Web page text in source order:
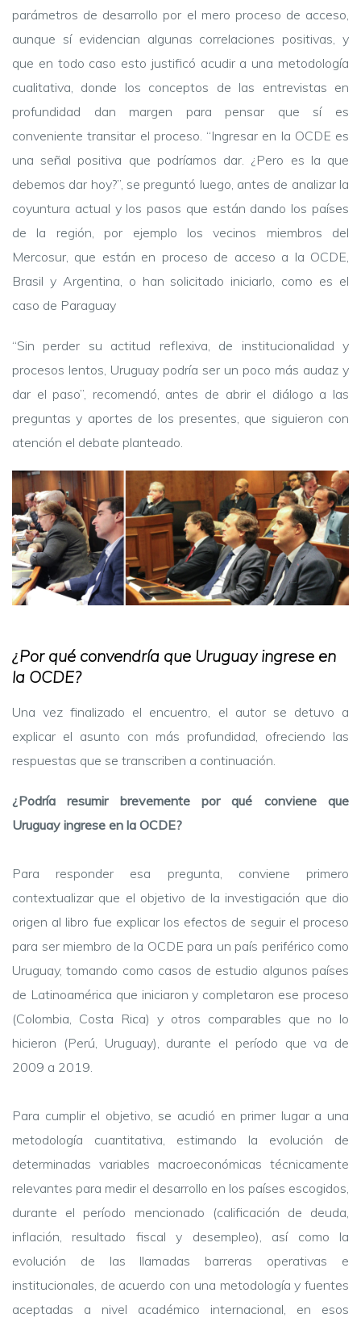
parámetros de desarrollo por el mero proceso de acceso,
aunque sí evidencian algunas correlaciones positivas, y
que en todo caso esto justificó acudir a una metodología
cualitativa, donde los conceptos de las entrevistas en
profundidad dan margen para pensar que sí es
conveniente transitar el proceso. “Ingresar en la OCDE es
una señal positiva que podríamos dar. ¿Pero es la que
debemos dar hoy?”, se preguntó luego, antes de analizar la
coyuntura actual y los pasos que están dando los países
de la región, por ejemplo los vecinos miembros del
Mercosur, que están en proceso de acceso a la OCDE,
Brasil y Argentina, o han solicitado iniciarlo, como es el
caso de Paraguay
“Sin perder su actitud reflexiva, de institucionalidad y
procesos lentos, Uruguay podría ser un poco más audaz y
dar el paso”, recomendó, antes de abrir el diálogo a las
preguntas y aportes de los presentes, que siguieron con
atención el debate planteado.
¿Por qué convendría que Uruguay ingrese en
la OCDE?
Una vez finalizado el encuentro, el autor se detuvo a
explicar el asunto con más profundidad, ofreciendo las
respuestas que se transcriben a continuación.
¿Podría resumir brevemente por qué conviene que
Uruguay ingrese en la OCDE?
Para responder esa pregunta, conviene primero
contextualizar que el objetivo de la investigación que dio
origen al libro fue explicar los efectos de seguir el proceso
para ser miembro de la OCDE para un país periférico como
Uruguay, tomando como casos de estudio algunos países
de Latinoamérica que iniciaron y completaron ese proceso
(Colombia, Costa Rica) y otros comparables que no lo
hicieron (Perú, Uruguay), durante el período que va de
2009 a 2019.
Para cumplir el objetivo, se acudió en primer lugar a una
metodología cuantitativa, estimando la evolución de
determinadas variables macroeconómicas técnicamente
relevantes para medir el desarrollo en los países escogidos,
durante el período mencionado (calificación de deuda,
inflación, resultado fiscal y desempleo), así como la
evolución de las llamadas barreras operativas e
institucionales, de acuerdo con una metodología y fuentes
aceptadas a nivel académico internacional, en esos